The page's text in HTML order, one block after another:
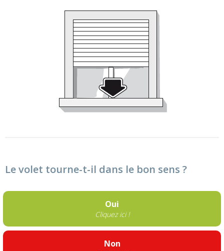
Le volet tourne-t-il dans le bon sens ?
Oui
Cliquez ici !
Non